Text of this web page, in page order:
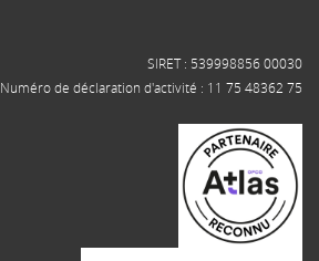
SIRET : 539998856 00030
Numéro de déclaration d'activité : 11 75 48362 75